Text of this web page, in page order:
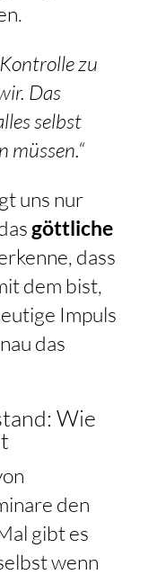
zu
Das
selbst
müssen.“
uns nur
göttliche
dass
dem bist,
Impuls
das
Wie
den
gibt es
wenn